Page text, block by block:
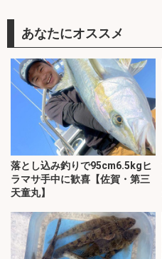
あなたにオススメ
落とし込み釣りで95cm6.5kgヒ
ラマサ手中に歓喜【佐賀・第三
天童丸】